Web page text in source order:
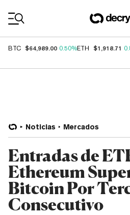
BTC $64,989.00 0.50%ETH $1,918.71
Noticias Mercados
Entradas de
Ethereum
Bitcoin Por
Consecutivo